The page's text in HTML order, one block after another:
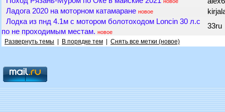
Ладога 2020 на моторном катамаране новое
Лодка из пнд 4.1м с мотором болотоходом Loncin 30 л.с
по не проходимым местам. новое
33ru
Развернуть темы В порядке тем Снять все метки (новое)